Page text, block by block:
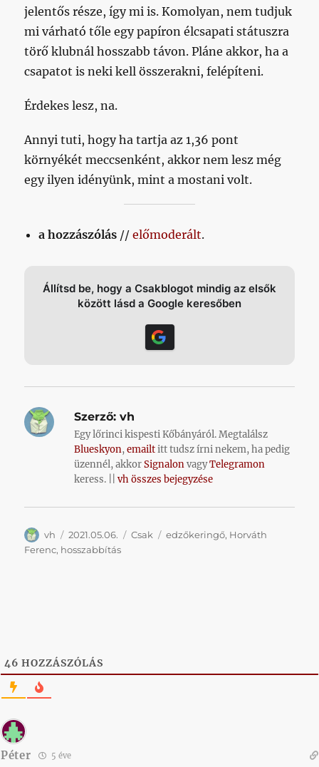
jelentős része, így mi is. Komolyan, nem tudjuk
mi várható tőle egy papíron élcsapati státuszra
törő klubnál hosszabb távon. Pláne akkor, ha a
csapatot is neki kell összerakni, felépíteni.
Érdekes lesz, na.
Annyi tuti, hogy ha tartja az 1,36 pont
környékét meccsenként, akkor nem lesz még
egy ilyen idényünk, mint a mostani volt.
a hozzászólás //előmoderált.
Állítsd be, hogy a Csakblogot mindig az elsők
között lásd a Google keresőben
Szerző: vh
Egy lőrinci kispesti Kőbányáról. Megtalálsz
Blueskyon,emailtitt tudsz írni nekem, ha pedig
üzennél, akkorSignalonvagyTelegramon
keress. ||vh összes bejegyzése
Szerző
vh Közzétéve
2021.05.06. Kategória
Csak Címke
edzőkeringő, Horváth
Ferenc, hosszabbítás
46 HOZZÁSZÓLÁS
Péter 5 éve